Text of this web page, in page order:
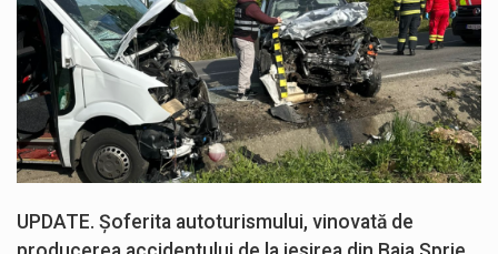
UPDATE. Șoferita autoturismului, vinovată de